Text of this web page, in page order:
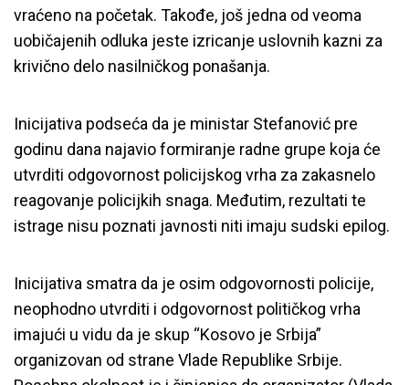
vraćeno na početak. Takođe, još jedna od veoma
uobičajenih odluka jeste izricanje uslovnih kazni za
krivično delo nasilničkog ponašanja.
Inicijativa podseća da je ministar Stefanović pre
godinu dana najavio formiranje radne grupe koja će
utvrditi odgovornost policijskog vrha za zakasnelo
reagovanje policijkih snaga. Međutim, rezultati te
istrage nisu poznati javnosti niti imaju sudski epilog.
Inicijativa smatra da je osim odgovornosti policije,
neophodno utvrditi i odgovornost političkog vrha
imajući u vidu da je skup “Kosovo je Srbija”
organizovan od strane Vlade Republike Srbije.